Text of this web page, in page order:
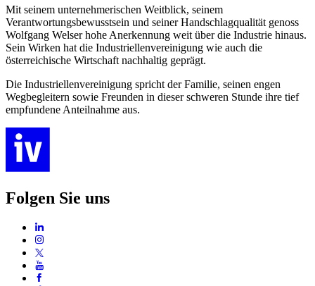
Mit seinem unternehmerischen Weitblick, seinem
Verantwortungsbewusstsein und seiner Handschlagqualität genoss
Wolfgang Welser hohe Anerkennung weit über die Industrie hinaus.
Sein Wirken hat die Industriellenvereinigung wie auch die
österreichische Wirtschaft nachhaltig geprägt.
Die Industriellenvereinigung spricht der Familie, seinen engen
Wegbegleitern sowie Freunden in dieser schweren Stunde ihre tief
empfundene Anteilnahme aus.
Folgen Sie uns